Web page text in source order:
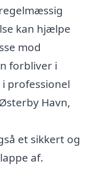
kan hjælpe
mod
forbliver i
professionel
Havn,
et sikkert og
af.